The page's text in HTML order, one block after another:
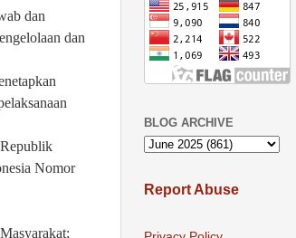
dan
dan
Nomor
BLOG ARCHIVE
Report Abuse